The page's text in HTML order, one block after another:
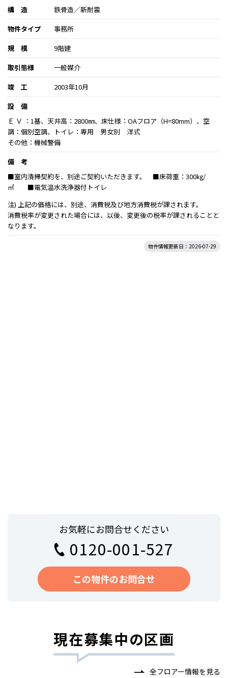
構 造
鉄骨造／新耐震
物件タイプ
事務所
規 模
9階建
取引態様
一般媒介
竣 工
2003年10月
設 備
Ｅ Ｖ ：1基、天井高：2800㎜、床仕様：OAフロア（H=80mm）、空
調：個別空調、トイレ：専用 男女別 洋式
その他：機械警備
備 考
■室内清掃契約を、別途ご契約いただきます。 ■床荷重：300㎏/
㎡ ■電気温水洗浄器付トイレ
注) 上記の価格には、別途、消費税及び地方消費税が課されます。
消費税率が変更された場合には、以後、変更後の税率が課されることと
なります。
物件情報更新日：2026-07-29
お気軽にお問合せください
0120-001-527
この物件のお問合せ
現在募集中の区画
全フロアー情報を見る